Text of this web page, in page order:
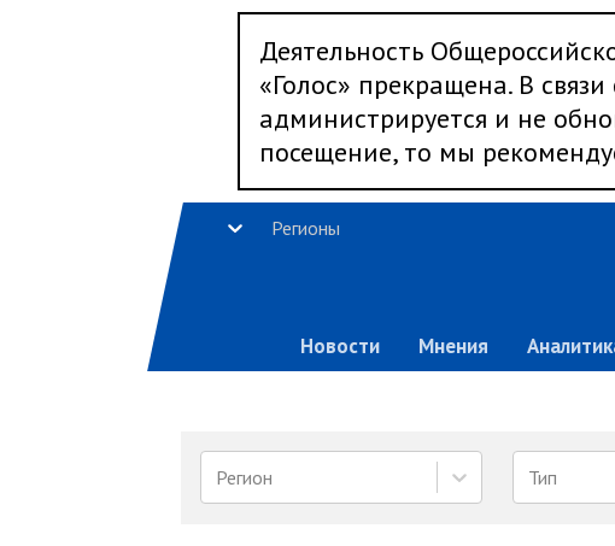
Деятельность
«Голос» прекращена. В
администрируется и не
посещение, то мы
Регионы
Новости Мнения
Регион Тип